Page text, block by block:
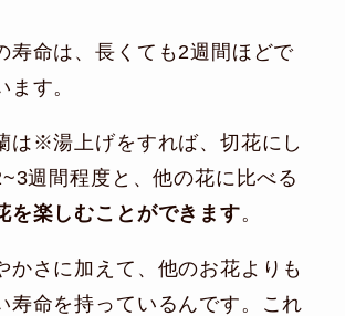
寿命は、長くても2週間ほどで
す。
は※湯上げをすれば、切花にし
週間程度と、他の花に比べる
を楽しむことができます。
かさに加えて、他のお花よりも
寿命を持っているんです。これ